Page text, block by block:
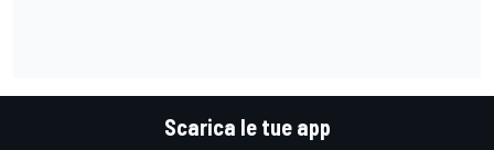
Scarica le tue app